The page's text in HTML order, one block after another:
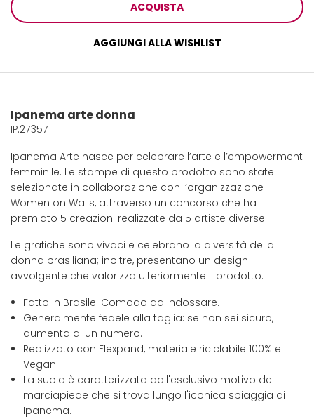
ACQUISTA
AGGIUNGI ALLA WISHLIST
Ipanema arte donna
IP.27357
Ipanema Arte nasce per celebrare l’arte e l’empowerment
femminile. Le stampe di questo prodotto sono state
selezionate in collaborazione con l’organizzazione
Women on Walls, attraverso un concorso che ha
premiato 5 creazioni realizzate da 5 artiste diverse.
Le grafiche sono vivaci e celebrano la diversità della
donna brasiliana; inoltre, presentano un design
avvolgente che valorizza ulteriormente il prodotto.
Fatto in Brasile. Comodo da indossare.
Generalmente fedele alla taglia: se non sei sicuro,
aumenta di un numero.
Realizzato con Flexpand, materiale riciclabile 100% e
Vegan.
La suola è caratterizzata dall'esclusivo motivo del
marciapiede che si trova lungo l'iconica spiaggia di
Ipanema.